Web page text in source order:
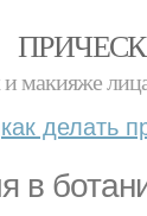
макияже
как делать
в